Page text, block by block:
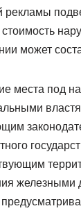
рекламы
может
места под
железными